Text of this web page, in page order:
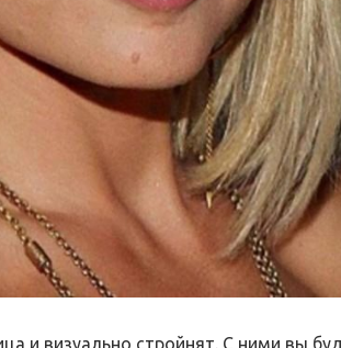
и визуально стройнят. С ними вы